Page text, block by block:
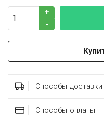
+
-
Способы доставки
Способы оплаты